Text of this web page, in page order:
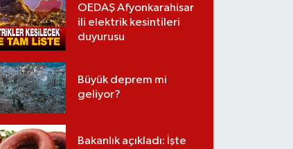
OEDAŞ Afyonkarahisar
ili elektrik kesintileri
duyurusu
Büyük deprem mi
geliyor?
Bakanlık açıkladı: İşte